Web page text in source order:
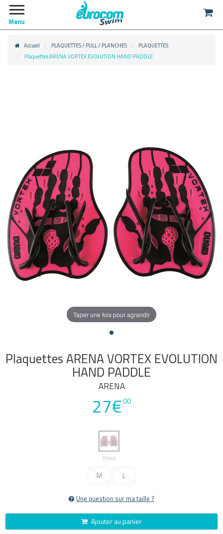
Menu
Accueil PLAQUETTES / PULL / PLANCHES
PLAQUETTES
Plaquettes ARENA VORTEX EVOLUTION HAND PADDLE
Taper une fois pour agrandir
Plaquettes ARENA VORTEX EVOLUTION
HAND PADDLE
ARENA
27€00
Rose
M L
Une question sur ma taille ?
Ajouter au panier